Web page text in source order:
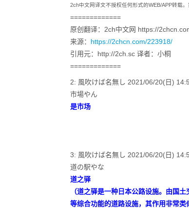
2ch中文网译文不授权任何形式的WEB/APP转载
=============
原创翻译：2ch中文网 https://
来源： https://2chcn.com/223918/
引用元：http://2ch.sc 译者：小桐
=============
2: 風吹けば名無し 2021/06/20(日)
市場やん
是市场
3: 風吹けば名無し 2021/06/20(日)
道の駅やな
道之驿
（道之驿是一种日本公路设施。由国
等综合功能的道路设施，其作用非常类